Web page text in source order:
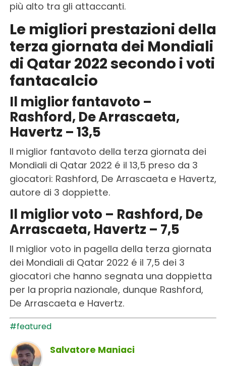
più alto tra gli attaccanti.
Le migliori prestazioni della
terza giornata dei Mondiali
di Qatar 2022 secondo i voti
fantacalcio
Il miglior fantavoto –
Rashford, De Arrascaeta,
Havertz – 13,5
Il miglior fantavoto della terza giornata dei
Mondiali di Qatar 2022 é il 13,5 preso da 3
giocatori: Rashford, De Arrascaeta e Havertz,
autore di 3 doppiette.
Il miglior voto – Rashford, De
Arrascaeta, Havertz – 7,5
Il miglior voto in pagella della terza giornata
dei Mondiali di Qatar 2022 é il 7,5 dei 3
giocatori che hanno segnata una doppietta
per la propria nazionale, dunque Rashford,
De Arrascaeta e Havertz.
#featured
Salvatore Maniaci